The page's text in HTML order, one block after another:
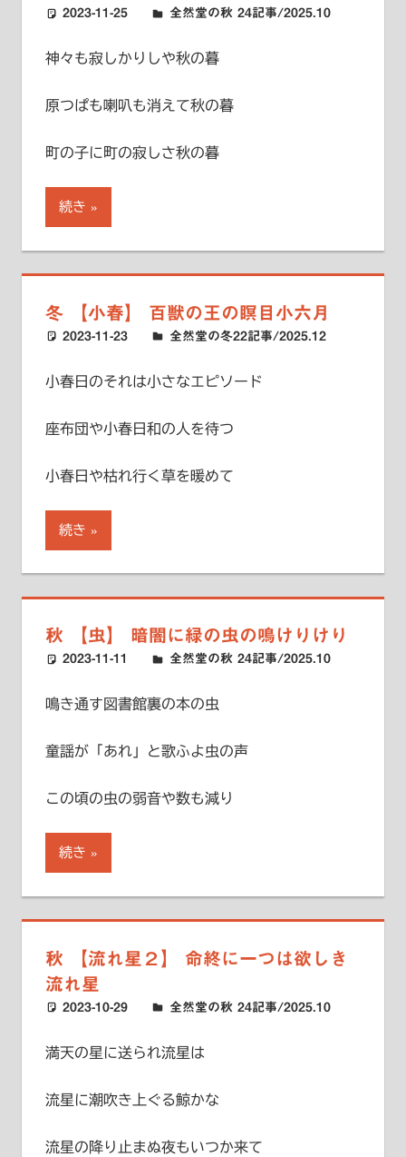
2023-11-25 ハードエッジ
全然堂の秋 24記事/2025.10
神々も寂しかりしや秋の暮
原つぱも喇叭も消えて秋の暮
町の子に町の寂しさ秋の暮
続き
冬 【小春】 百獣の王の瞑目小六月
2023-11-23 ハードエッジ
全然堂の冬22記事/2025.12
小春日のそれは小さなエピソード
座布団や小春日和の人を待つ
小春日や枯れ行く草を暖めて
続き
秋 【虫】 暗闇に緑の虫の鳴けりけり
2023-11-11 ハードエッジ
全然堂の秋 24記事/2025.10
鳴き通す図書館裏の本の虫
童謡が「あれ」と歌ふよ虫の声
この頃の虫の弱音や数も減り
続き
秋 【流れ星２】 命終に一つは欲しき
流れ星
2023-10-29 ハードエッジ
全然堂の秋 24記事/2025.10
満天の星に送られ流星は
流星に潮吹き上ぐる鯨かな
流星の降り止まぬ夜もいつか来て